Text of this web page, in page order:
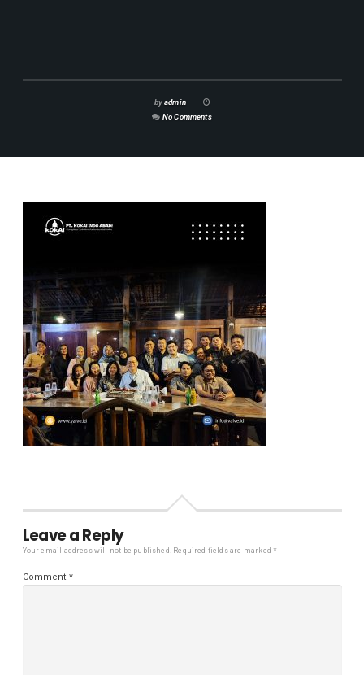
byadmin
No Comments
Leave a Reply
Your email address will not be published. Required fields are marked*
Comment *